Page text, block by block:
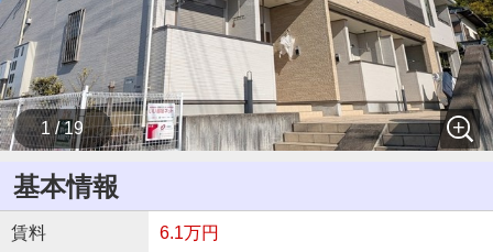
1 / 19
基本情報
賃料 6.1万円